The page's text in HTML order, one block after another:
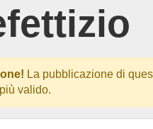
La pubblicazione di
valido.